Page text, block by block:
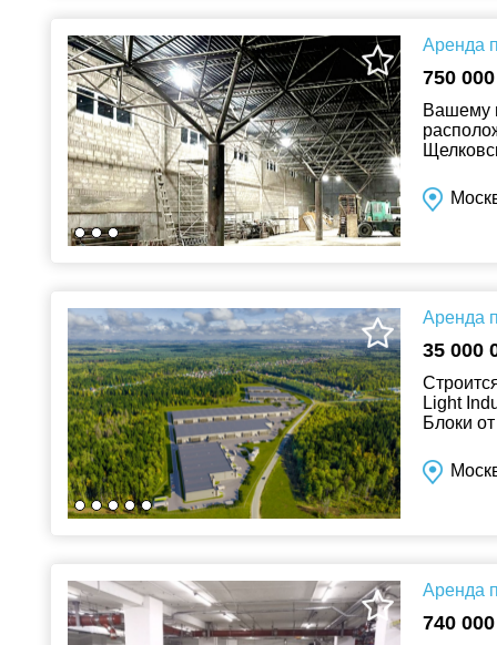
Аренда
750
Вашему
Аренда
35 000
Light
Блоки
Аренда
740